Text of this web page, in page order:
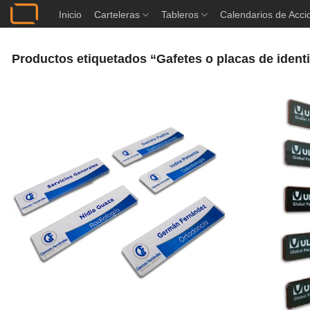
Saltar
al
Inicio Carteleras Tableros Calendarios de
Productos etiquetados “Gafetes o placas de